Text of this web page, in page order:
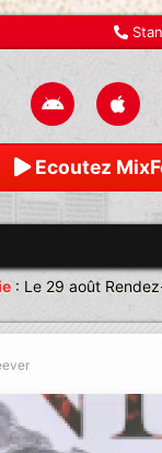
Ecoutez
août Rendez-